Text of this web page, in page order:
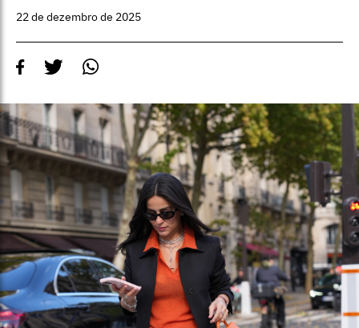
22 de dezembro de 2025